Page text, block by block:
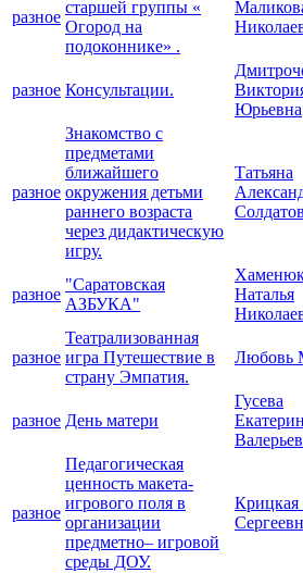
разное
старшей группы «
Огород на
подоконнике» .
разное Консультации.
Юрьевна
разное
Знакомство с
предметами
ближайшего
окружения детьми
раннего возраста
через дидактическую
игру.
Татьяна
разное
"Саратовская
АЗБУКА"
Наталья
разное
Театрализованная
игра Путешествие в
страну Эмпатия.
Любовь
разное День матери
Гусева
разное
Педагогическая
ценность макета-
игрового поля в
организации
предметно– игровой
среды ДОУ.
Крицкая